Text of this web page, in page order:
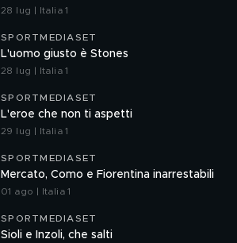
28 lug | Italia 1
SPORTMEDIASET
L'uomo giusto è Stones
28 lug | Italia 1
SPORTMEDIASET
L'eroe che non ti aspetti
29 lug | Italia 1
SPORTMEDIASET
Mercato, Como e Fiorentina inarrestabili
01 ago | Italia 1
SPORTMEDIASET
Sioli e Inzoli, che salti